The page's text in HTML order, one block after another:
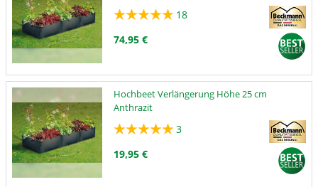
18
74,95 €
Hochbeet Verlängerung Höhe 25 cm
Anthrazit
3
19,95 €